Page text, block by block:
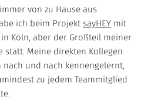
von zu Hause aus
ich beim Projekt sayHEY mit
Köln, aber der Großteil meiner
Meine direkten Kollegen
und nach kennengelernt,
zu jedem Teammitglied